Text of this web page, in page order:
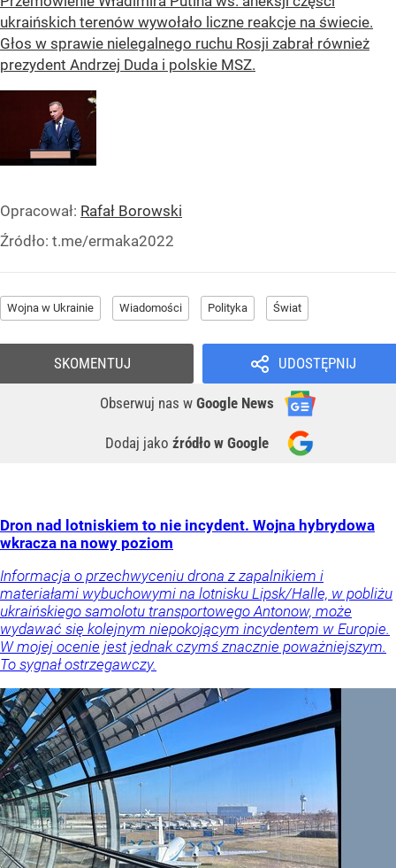
ukraińskich terenów wywołało liczne reakcje na świecie.
Głos w sprawie nielegalnego ruchu Rosji zabrał również
prezydent Andrzej Duda i polskie MSZ.
Opracował: Rafał Borowski
Źródło: t.me/ermaka2022
Wojna w Ukrainie Wiadomości Polityka Świat
UDOSTĘPNIJ
Obserwuj nas w Google News
Dodaj jako źródło w Google
SKOMENTUJ
Dron nad lotniskiem to nie incydent. Wojna hybrydowa
wkracza na nowy poziom
Informacja o przechwyceniu drona z zapalnikiem i
materiałami wybuchowymi na lotnisku Lipsk/Halle, w pobliżu
ukraińskiego samolotu transportowego Antonow, może
wydawać się kolejnym niepokojącym incydentem w Europie.
W mojej ocenie jest jednak czymś znacznie poważniejszym.
To sygnał ostrzegawczy.